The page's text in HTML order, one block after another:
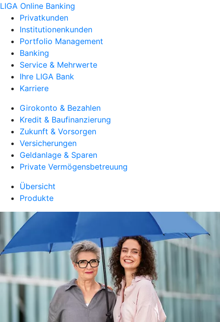
LIGA Online Banking
Privatkunden
Institutionenkunden
Portfolio Management
Banking
Service & Mehrwerte
Ihre LIGA Bank
Karriere
Girokonto & Bezahlen
Kredit & Baufinanzierung
Zukunft & Vorsorgen
Versicherungen
Geldanlage & Sparen
Private Vermögensbetreuung
Übersicht
Produkte